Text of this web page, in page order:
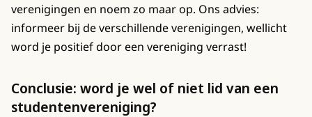
verenigingen en noem zo maar op. Ons advies:
informeer bij de verschillende verenigingen, wellicht
word je positief door een vereniging verrast!
Conclusie: word je wel of niet lid van een
studentenvereniging?